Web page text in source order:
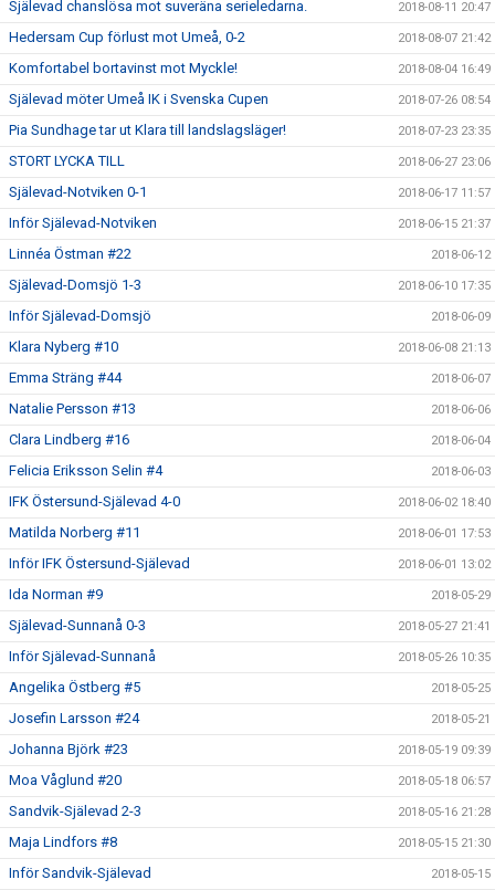
Själevad chanslösa mot suveräna serieledarna. 2018-08-11 20:47
Hedersam Cup förlust mot Umeå, 0-2 2018-08-07 21:42
Komfortabel bortavinst mot Myckle! 2018-08-04 16:49
Själevad möter Umeå IK i Svenska Cupen 2018-07-26 08:54
Pia Sundhage tar ut Klara till landslagsläger! 2018-07-23 23:35
STORT LYCKA TILL 2018-06-27 23:06
Själevad-Notviken 0-1 2018-06-17 11:57
Inför Själevad-Notviken 2018-06-15 21:37
Linnéa Östman #22 2018-06-12
Själevad-Domsjö 1-3 2018-06-10 17:35
Inför Själevad-Domsjö 2018-06-09
Klara Nyberg #10 2018-06-08 21:13
Emma Sträng #44 2018-06-07
Natalie Persson #13 2018-06-06
Clara Lindberg #16 2018-06-04
Felicia Eriksson Selin #4 2018-06-03
IFK Östersund-Själevad 4-0 2018-06-02 18:40
Matilda Norberg #11 2018-06-01 17:53
Inför IFK Östersund-Själevad 2018-06-01 13:02
Ida Norman #9 2018-05-29
Själevad-Sunnanå 0-3 2018-05-27 21:41
Inför Själevad-Sunnanå 2018-05-26 10:35
Angelika Östberg #5 2018-05-25
Josefin Larsson #24 2018-05-21
Johanna Björk #23 2018-05-19 09:39
Moa Våglund #20 2018-05-18 06:57
Sandvik-Själevad 2-3 2018-05-16 21:28
Maja Lindfors #8 2018-05-15 21:30
Inför Sandvik-Själevad 2018-05-15